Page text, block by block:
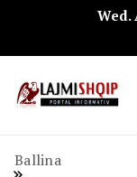
Wed.
Ballina